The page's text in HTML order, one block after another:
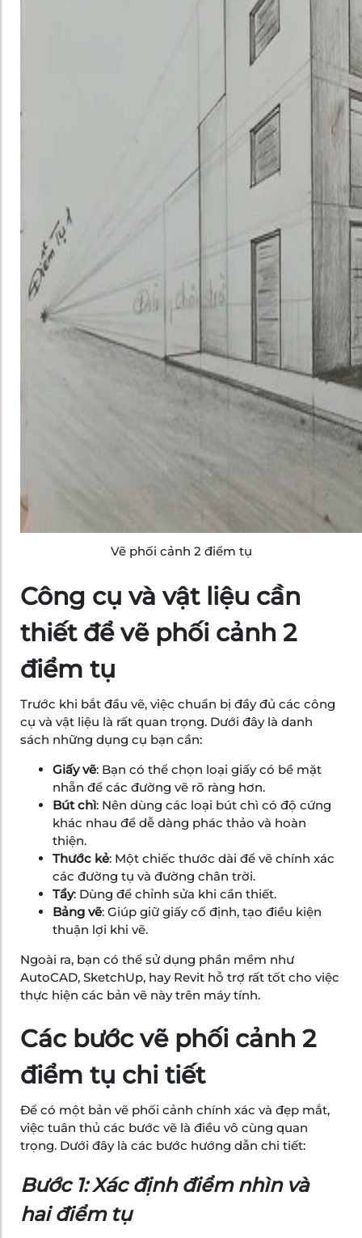
Vẽ phối cảnh 2 điểm tụ
Công cụ và vật liệu cần
thiết để vẽ phối cảnh 2
điểm tụ
Trước khi bắt đầu vẽ, việc chuẩn bị đầy đủ các công
cụ và vật liệu là rất quan trọng. Dưới đây là danh
sách những dụng cụ bạn cần:
Giấy vẽ: Bạn có thể chọn loại giấy có bề mặt
nhẵn để các đường vẽ rõ ràng hơn.
Bút chì: Nên dùng các loại bút chì có độ cứng
khác nhau để dễ dàng phác thảo và hoàn
thiện.
Thước kẻ: Một chiếc thước dài để vẽ chính xác
các đường tụ và đường chân trời.
Tẩy: Dùng để chỉnh sửa khi cần thiết.
Bảng vẽ: Giúp giữ giấy cố định, tạo điều kiện
thuận lợi khi vẽ.
Ngoài ra, bạn có thể sử dụng phần mềm như
AutoCAD, SketchUp, hay Revit hỗ trợ rất tốt cho việc
thực hiện các bản vẽ này trên máy tính.
Các bước vẽ phối cảnh 2
điểm tụ chi tiết
Để có một bản vẽ phối cảnh chính xác và đẹp mắt,
việc tuân thủ các bước vẽ là điều vô cùng quan
trọng. Dưới đây là các bước hướng dẫn chi tiết:
Bước 1: Xác định điểm nhìn và
hai điểm tụ